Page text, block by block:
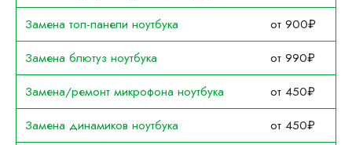
Замена топ-панели ноутбука
от 900₽
Замена блютуз ноутбука
от 990₽
Замена/ремонт микрофона ноутбука
от 450₽
Замена динамиков ноутбука
от 450₽